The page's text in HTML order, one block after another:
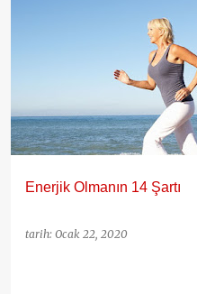
Enerjik Olmanın 14 Şartı
tarih: Ocak 22, 2020
50DEN SONRA
ENERJI VEREN ŞEYLER